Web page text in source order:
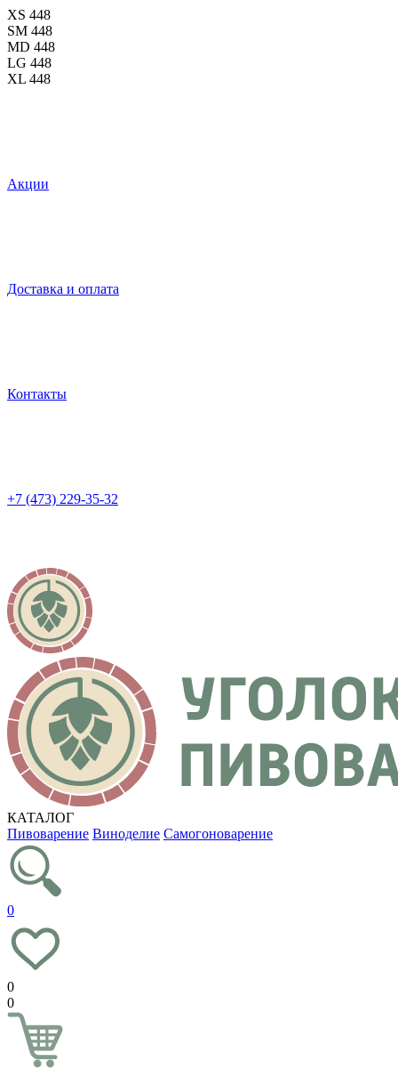
XS 448
SM 448
MD 448
LG 448
XL 448
Акции
Доставка и оплата
Контакты
+7 (473) 229-35-32
КАТАЛОГ
Пивоварение Виноделие Самогоноварение
0
0
0